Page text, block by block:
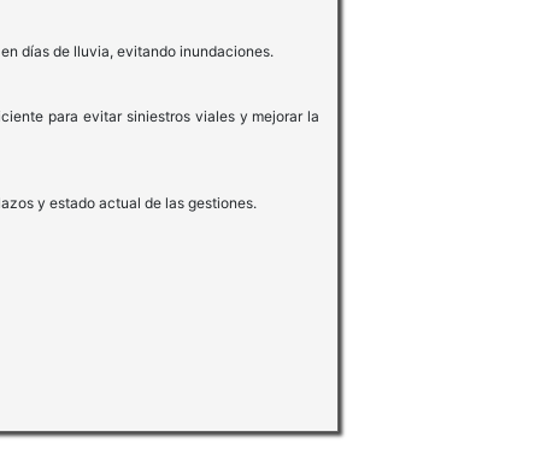
días de lluvia, evitando inundaciones.
para evitar siniestros viales y mejorar la
y estado actual de las gestiones.